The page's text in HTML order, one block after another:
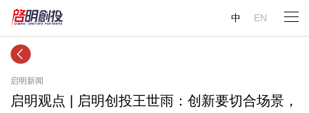
中 EN
启明新闻
启明观点 | 启明创投王世雨：创新要切合场景，